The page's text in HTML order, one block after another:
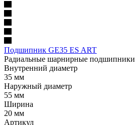
Подшипник GE35 ES ART
Радиальные шарнирные подшипники
Внутренний диаметр
35 мм
Наружный диаметр
55 мм
Ширина
20 мм
Артикул